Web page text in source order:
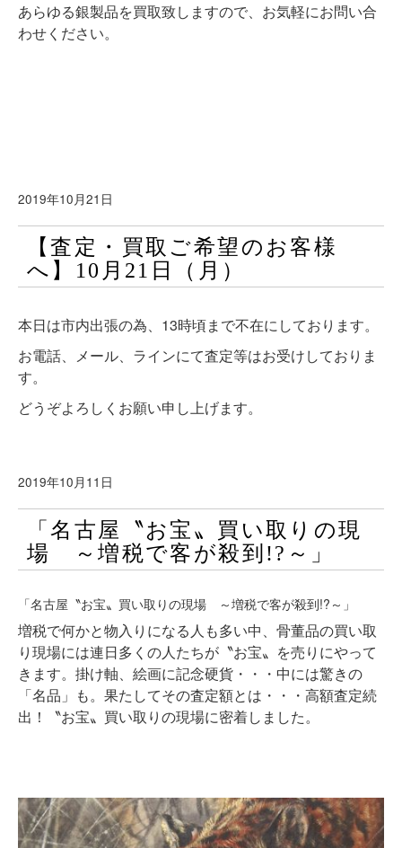
あらゆる銀製品を買取致しますので、お気軽にお問い合
わせください。
2019年10月21日
【査定・買取ご希望のお客様
へ】10月21日（月）
本日は市内出張の為、13時頃まで不在にしております。
お電話、メール、ラインにて査定等はお受けしておりま
す。
どうぞよろしくお願い申し上げます。
2019年10月11日
「名古屋〝お宝〟買い取りの現
場 ～増税で客が殺到!?～」
「名古屋〝お宝〟買い取りの現場 ～増税で客が殺到!?～」
増税で何かと物入りになる人も多い中、骨董品の買い取
り現場には連日多くの人たちが〝お宝〟を売りにやって
きます。掛け軸、絵画に記念硬貨・・・中には驚きの
「名品」も。果たしてその査定額とは・・・高額査定続
出！〝お宝〟買い取りの現場に密着しました。